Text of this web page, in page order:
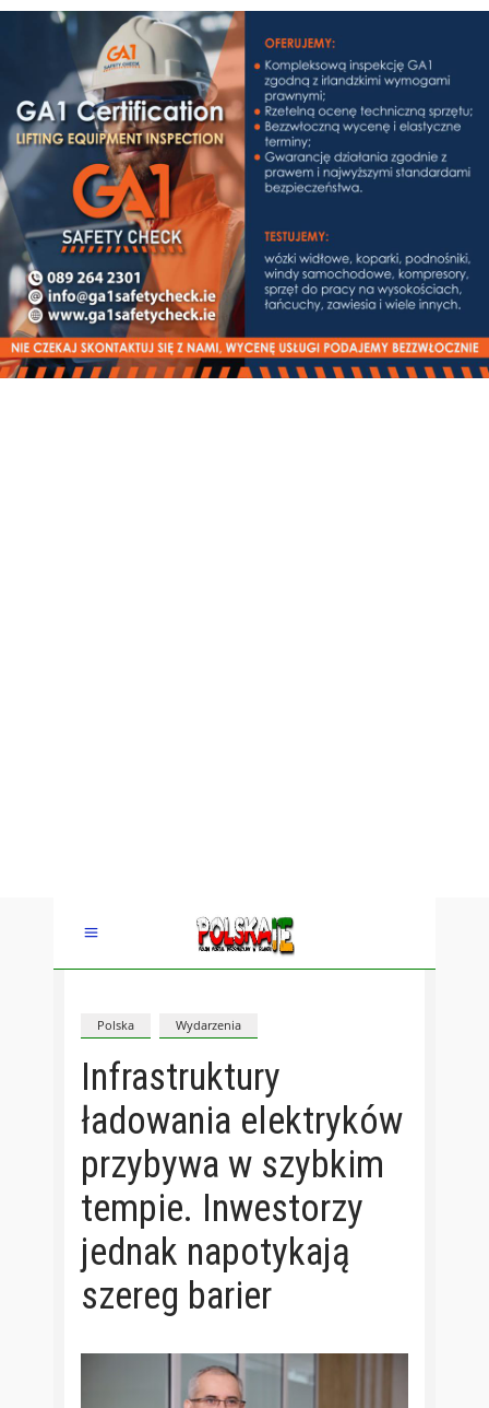
Polska Wydarzenia
Infrastruktury
ładowania elektryków
przybywa w szybkim
tempie. Inwestorzy
jednak napotykają
szereg barier